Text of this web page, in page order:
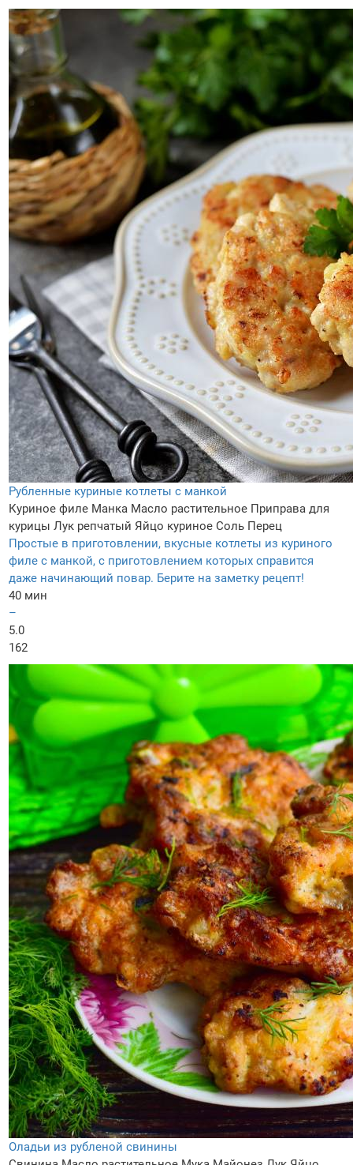
Рубленные куриные котлеты с манкой
Куриное филе Манка Масло растительное Приправа для
курицы Лук репчатый Яйцо куриное Соль Перец
Простые в приготовлении, вкусные котлеты из куриного
филе с манкой, с приготовлением которых справится
даже начинающий повар. Берите на заметку рецепт!
40 мин
–
5.0
162
Оладьи из рубленой свинины